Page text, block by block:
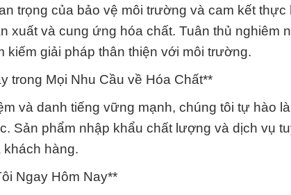
trọng của bảo vệ môi trường và cam kết
xuất và cung ứng hóa chất. Tuân thủ nghiêm
kiếm giải pháp thân thiện với môi trường.
trong Mọi Nhu Cầu về Hóa Chất**
và danh tiếng vững mạnh, chúng tôi tự hào
Sản phẩm nhập khẩu chất lượng và dịch vụ
hàng.
Ngay Hôm Nay**